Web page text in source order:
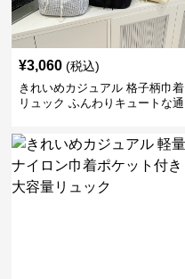
¥3,060 (税込)
きれいめカジュアル 格子柄巾着
リュック ふんわりキュートな通